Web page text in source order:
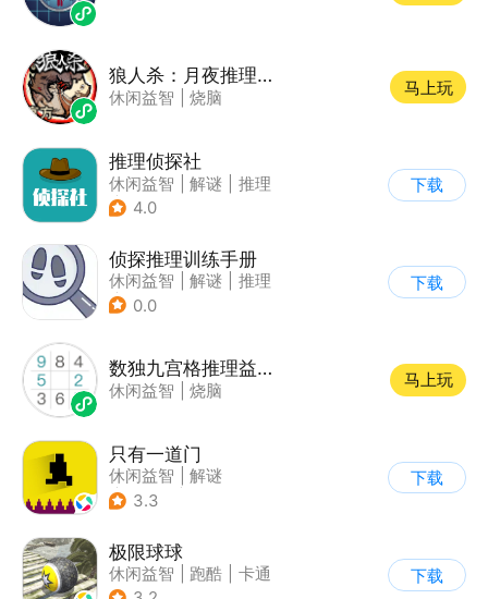
狼人杀：月夜推理乐园
休闲益智 烧脑
马上玩
推理侦探社
休闲益智 解谜
推理
| 文字游戏
4.0
下载
侦探推理训练手册
休闲益智 解谜
推理
| 文字游戏
0.0
下载
数独九宫格推理益智游戏
休闲益智 烧脑
马上玩
只有一道门
休闲益智
解谜
| 像素风
3.3
下载
极限球球
休闲益智 跑酷
卡通
下载